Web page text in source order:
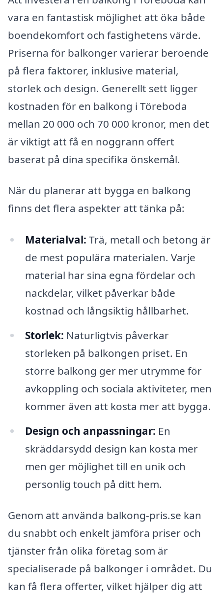
vara en fantastisk möjlighet att öka både
boendekomfort och fastighetens värde.
Priserna för balkonger varierar beroende
på flera faktorer, inklusive material,
storlek och design. Generellt sett ligger
kostnaden för en balkong i Töreboda
mellan 20 000 och 70 000 kronor, men det
är viktigt att få en noggrann offert
baserat på dina specifika önskemål.
När du planerar att bygga en balkong
finns det flera aspekter att tänka på:
Materialval: Trä, metall och betong är
de mest populära materialen. Varje
material har sina egna fördelar och
nackdelar, vilket påverkar både
kostnad och långsiktig hållbarhet.
Storlek: Naturligtvis påverkar
storleken på balkongen priset. En
större balkong ger mer utrymme för
avkoppling och sociala aktiviteter, men
kommer även att kosta mer att bygga.
Design och anpassningar: En
skräddarsydd design kan kosta mer
men ger möjlighet till en unik och
personlig touch på ditt hem.
Genom att använda balkong-pris.se kan
du snabbt och enkelt jämföra priser och
tjänster från olika företag som är
specialiserade på balkonger i området. Du
kan få flera offerter, vilket hjälper dig att